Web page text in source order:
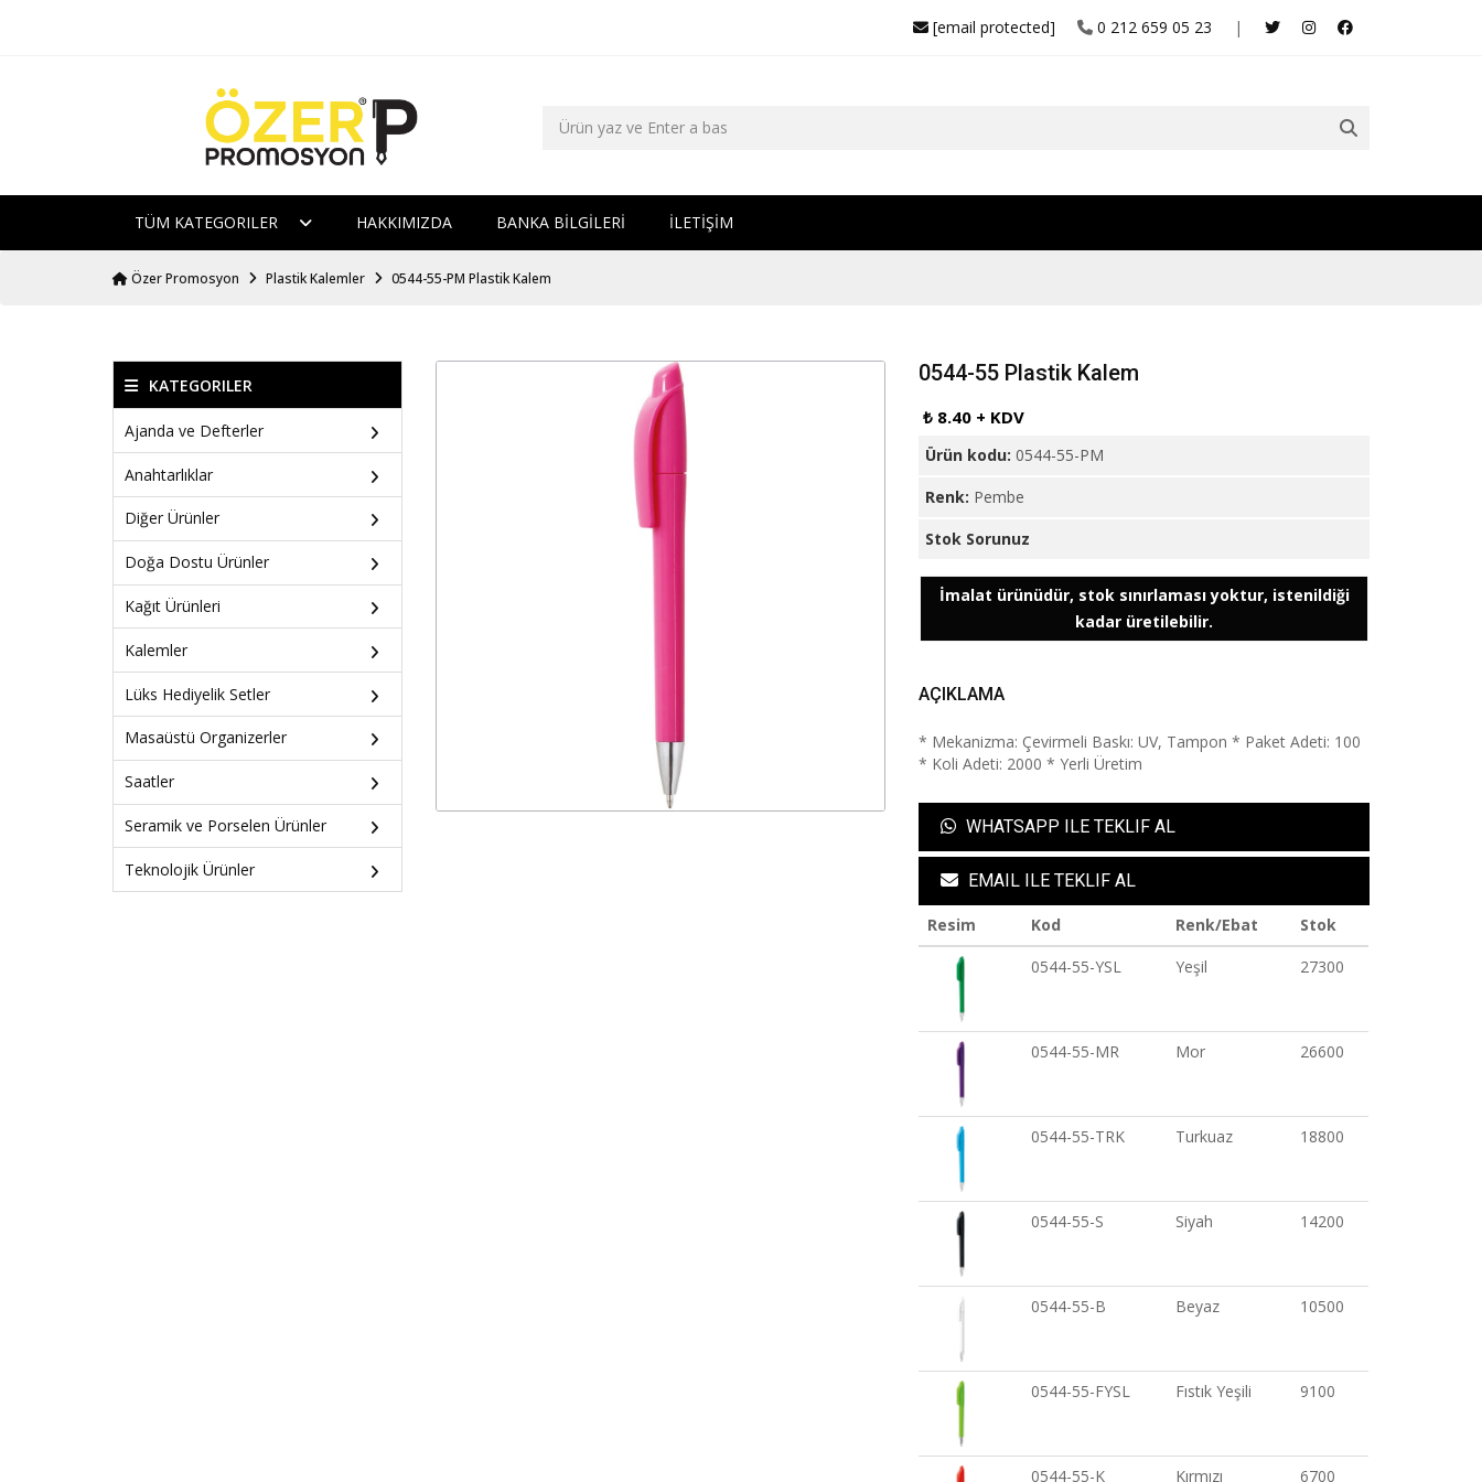
|
0 212 659 05 23
[email protected]
TÜM KATEGORILER HAKKIMIZDA BANKA BİLGİLERİ İLETİŞİM
Özer Promosyon Plastik Kalemler 0544-55-PM Plastik Kalem
KATEGORILER
Ajanda ve Defterler
Anahtarlıklar
Diğer Ürünler
Doğa Dostu Ürünler
Kağıt Ürünleri
Kalemler
Lüks Hediyelik Setler
Masaüstü Organizerler
Saatler
Seramik ve Porselen Ürünler
Teknolojik Ürünler
0544-55 Plastik Kalem
₺ 8.40 + KDV
Ürün kodu: 0544-55-PM
Renk: Pembe
Stok Sorunuz
İmalat ürünüdür, stok sınırlaması yoktur, istenildiği
kadar üretilebilir.
AÇIKLAMA
* Mekanizma: Çevirmeli Baskı: UV, Tampon * Paket Adeti: 100
* Koli Adeti: 2000 * Yerli Üretim
WHATSAPP ILE TEKLIF AL
EMAIL ILE TEKLIF AL
Resim Kod Renk/Ebat
Stok
0544-55-YSL
Yeşil 27300
0544-55-MR Mor 26600
0544-55-TRK Turkuaz 18800
0544-55-S Siyah 14200
0544-55-B Beyaz 10500
0544-55-FYSL Fıstık Yeşili 9100
0544-55-K Kırmızı 6700